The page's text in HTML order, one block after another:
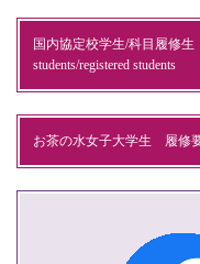
国内協定校学生/科目履修
students/registered students
お茶の水女子大学生 履修